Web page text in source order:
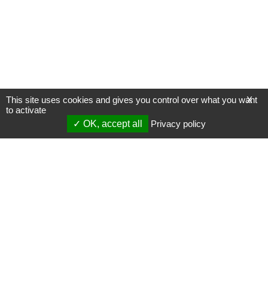
X
This site uses cookies and gives you control over what you want
to activate
OK, accept all
Privacy policy